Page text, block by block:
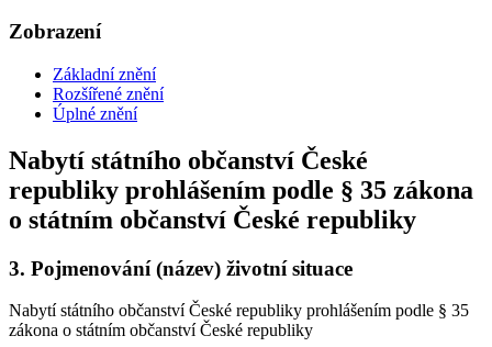
Zobrazení
Základní znění
Rozšířené znění
Úplné znění
Nabytí státního občanství České
republiky prohlášením podle § 35 zákona
o státním občanství České republiky
3. Pojmenování (název) životní situace
Nabytí státního občanství České republiky prohlášením podle § 35
zákona o státním občanství České republiky